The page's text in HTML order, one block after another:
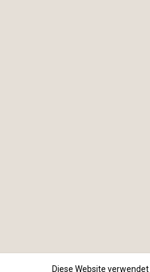
Diese Website